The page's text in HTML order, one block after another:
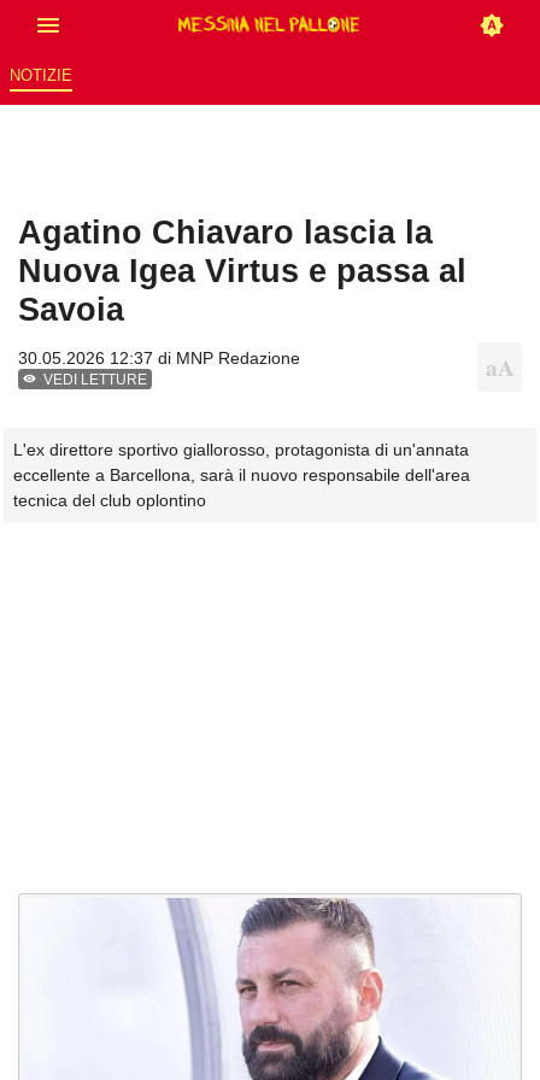
NOTIZIE
Agatino Chiavaro lascia la
Nuova Igea Virtus e passa al
Savoia
30.05.2026 12:37 di MNP Redazione
VEDI LETTURE
L'ex direttore sportivo giallorosso, protagonista di un'annata
eccellente a Barcellona, sarà il nuovo responsabile dell'area
tecnica del club oplontino